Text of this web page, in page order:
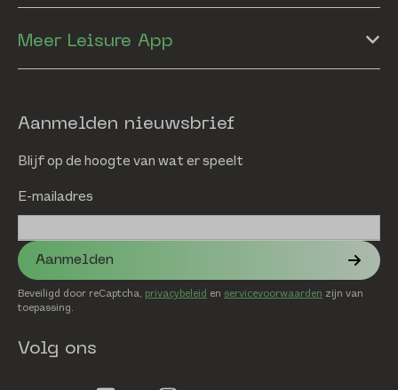
Meer Leisure App
Aanmelden nieuwsbrief
Blijf op de hoogte van wat er speelt
E-mailadres
Aanmelden
Beveiligd door reCaptcha, privacybeleid en servicevoorwaarden zijn van
toepassing.
Volg ons